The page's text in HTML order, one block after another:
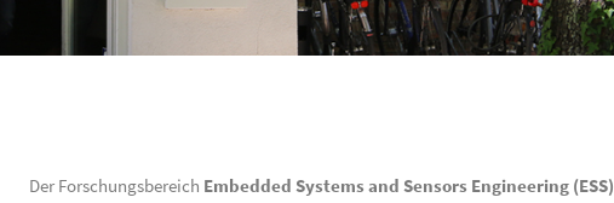
Der Forschungsbereich Embedded Systems and Sensors Engineering (ESS)